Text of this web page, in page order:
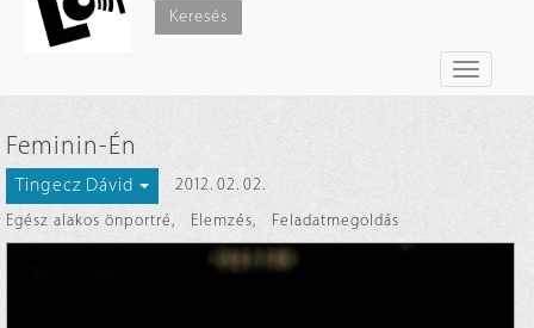
Keresés
Toggle
Feminin-Én
Tingecz Dávid
2012. 02. 02.
Egész alakos önportré , Elemzés, Feladatmegoldás